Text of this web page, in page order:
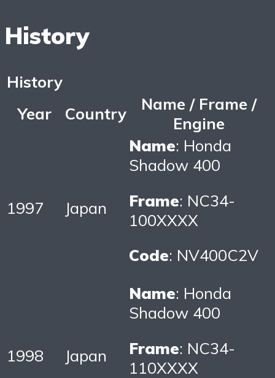
History
History
Year
Country
Name / Frame /
Engine
1997 Japan
Name: Honda
Shadow 400
Frame: NC34-
100XXXX
Code: NV400C2V
1998 Japan
Name: Honda
Shadow 400
Frame: NC34-
110XXXX